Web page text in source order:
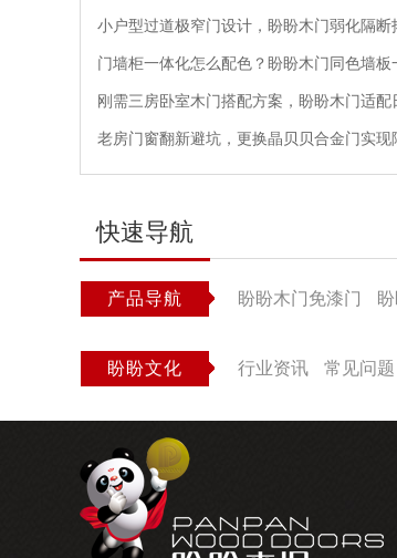
小户型过道极窄门设计，盼盼木门弱化隔断
门墙柜一体化怎么配色？盼盼木门同色墙板
刚需三房卧室木门搭配方案，盼盼木门适配
老房门窗翻新避坑，更换晶贝贝合金门实现
快速导航
产品导航 盼盼木门免漆门
盼盼文化 行业资讯 常见问题